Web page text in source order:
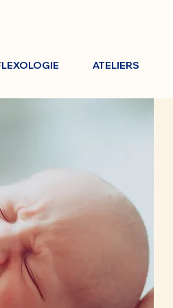
ATELIERS